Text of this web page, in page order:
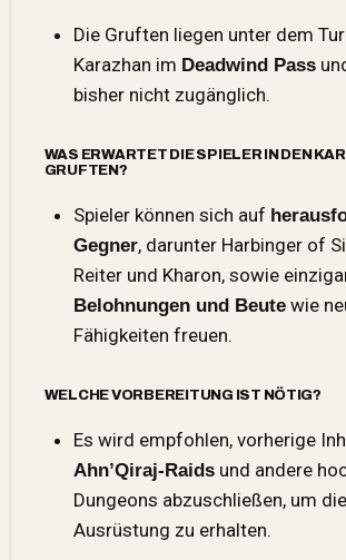
Die Gruften liegen unter dem
Karazhan im Deadwind Pass
bisher nicht zugänglich.
WAS ERWARTET DIE SPIELER IN DEN
GRUFTEN?
Spieler können sich auf
Gegner, darunter Harbinger of
Reiter und Kharon, sowie
Belohnungen und Beutewie
Fähigkeiten freuen.
WELCHE VORBEREITUNG IST NÖTIG?
Es wird empfohlen, vorherige
Ahn’Qiraj-Raidsund andere
Dungeons abzuschließen, um
Ausrüstung zu erhalten.